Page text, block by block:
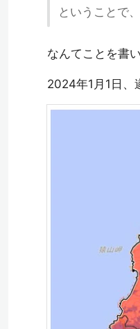
ということで
なんてことを書
2024年1月1日、